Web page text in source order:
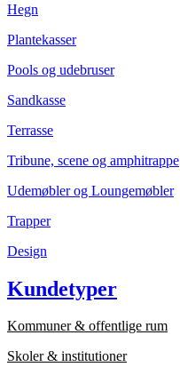
Hegn
Plantekasser
Pools og udebruser
Sandkasse
Terrasse
Tribune, scene og amphitrappe
Udemøbler og Loungemøbler
Trapper
Design
Kundetyper
Kommuner & offentlige rum
Skoler & institutioner